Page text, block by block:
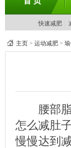
快速减肥
主页 > 运动减肥 >
腰部脂
怎么减肚
慢慢达到